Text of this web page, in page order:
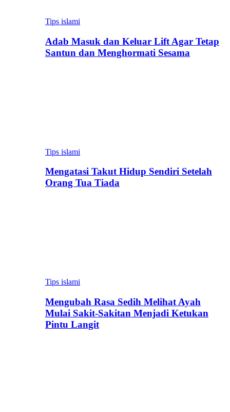
Tips islami
Adab Masuk dan Keluar Lift Agar Tetap
Santun dan Menghormati Sesama
Tips islami
Mengatasi Takut Hidup Sendiri Setelah
Orang Tua Tiada
Tips islami
Mengubah Rasa Sedih Melihat Ayah
Mulai Sakit-Sakitan Menjadi Ketukan
Pintu Langit